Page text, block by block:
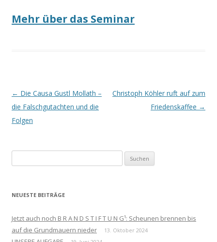
Mehr über das Seminar
Beitrags-
Navigation
← Die Causa Gustl Mollath –
die Falschgutachten und die
Folgen
Christoph Köhler ruft auf zum
Friedenskaffee →
nach:
NEUESTE BEITRÄGE
Jetzt auch noch B R A N D S T I F T U N G¹: Scheunen brennen bis
auf die Grundmauern nieder
13. Oktober 2024